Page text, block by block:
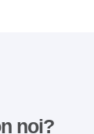
noi?